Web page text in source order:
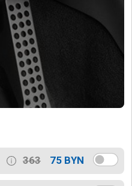
363 75 BYN